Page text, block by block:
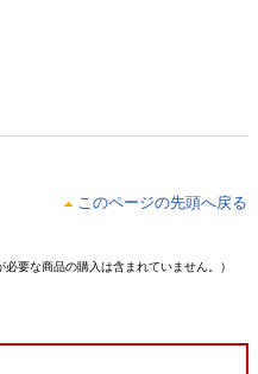
このページの先頭へ戻る
要な商品の購入は含まれていません。）